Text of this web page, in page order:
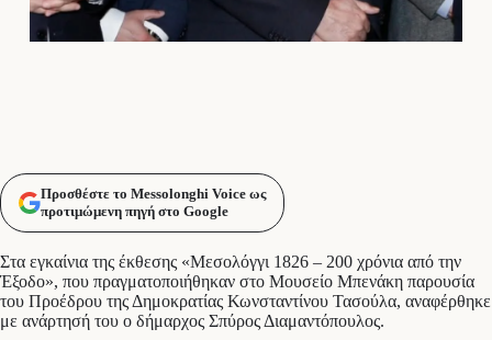
Προσθέστε το Messolonghi Voice ως
προτιμώμενη πηγή στο Google
Στα εγκαίνια της έκθεσης «Μεσολόγγι 1826 – 200 χρόνια από την
Έξοδο», που πραγματοποιήθηκαν στο Μουσείο Μπενάκη παρουσία
του Προέδρου της Δημοκρατίας Κωνσταντίνου Τασούλα, αναφέρθηκε
με ανάρτησή του ο δήμαρχος Σπύρος Διαμαντόπουλος.